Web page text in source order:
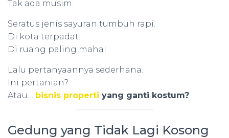
Tak ada musim.
Seratus jenis sayuran tumbuh rapi.
Di kota terpadat.
Di ruang paling mahal.
Lalu pertanyaannya sederhana.
Ini pertanian?
Atau… bisnis properti yang ganti kostum?
Gedung yang Tidak Lagi Kosong